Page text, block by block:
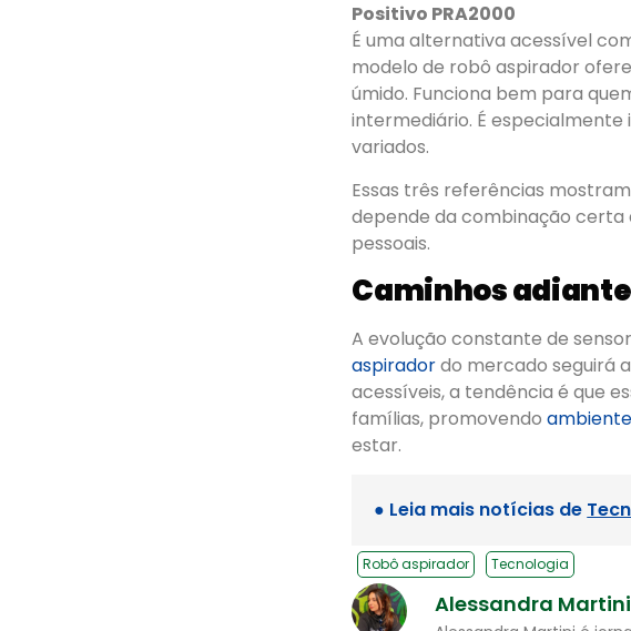
Positivo PRA2000
É uma alternativa acessível
modelo de robô aspirador
úmido. Funciona bem para
intermediário. É
variados.
Essas três referências
depende da combinação
pessoais.
Caminhos adiante
A evolução constante de
aspiradordo mercado seguirá
acessíveis, a tendência é que
famílias, promovendo
estar.
● Leia mais notícias de
Robô aspirador Tecnologia
Alessandra Martini